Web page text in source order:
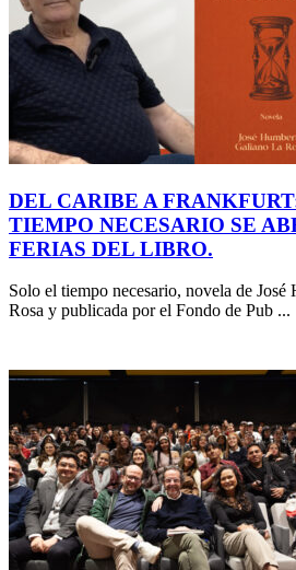
DEL CARIBE A
TIEMPO NECESARIO SE
FERIAS DEL LIBRO.
Solo el tiempo necesario, novela de
Rosa y publicada por el Fondo de Pub ...